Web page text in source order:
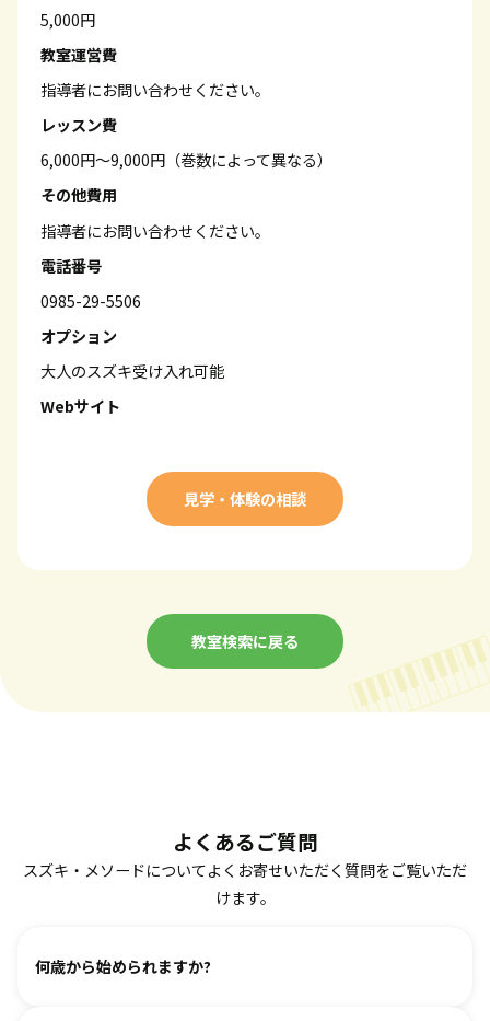
5,000円
教室運営費
指導者にお問い合わせください。
レッスン費
6,000円～9,000円（巻数によって異なる）
その他費用
指導者にお問い合わせください。
電話番号
0985-29-5506
オプション
大人のスズキ受け入れ可能
Webサイト
見学・体験の相談
教室検索に戻る
よくあるご質問
スズキ・メソードについてよくお寄せいただく質問をご覧いただ
けます。
何歳から始められますか?